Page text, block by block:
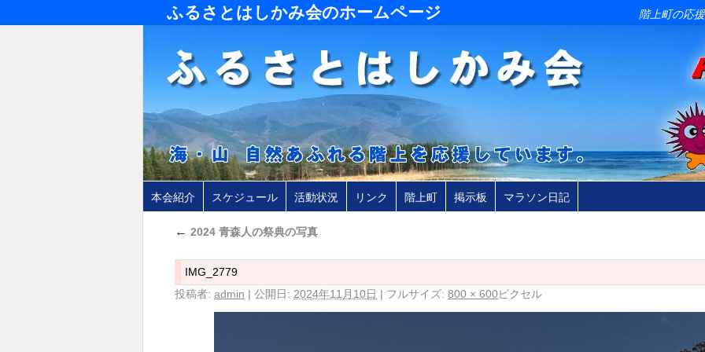
ふるさとはしかみ会のホームページ 階上町の応
本会紹介 スケジュール 活動状況 リンク 階上町 掲示板 マラソン日記
← 2024 青森人の祭典の写真
IMG_2779
投稿者: admin | 公開日: 2024年11月10日 | フルサイズ: 800 × 600ピクセル